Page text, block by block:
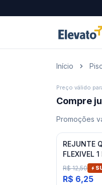
Início
Preço válido
Compre
Promoções
REJUNTE
FLEXIVEL
ARTICO
R$ 12,50
R$ 6,25